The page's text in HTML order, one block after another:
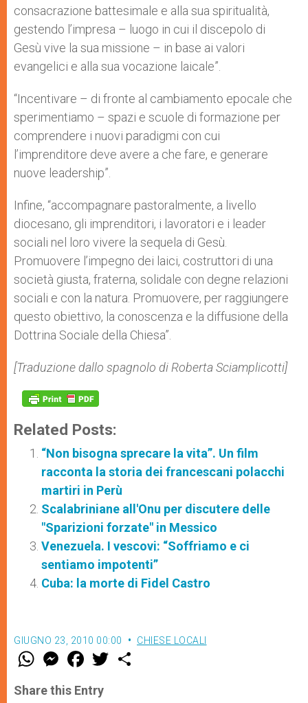
consacrazione battesimale e alla sua spiritualità,
gestendo l’impresa – luogo in cui il discepolo di
Gesù vive la sua missione – in base ai valori
evangelici e alla sua vocazione laicale”.
“Incentivare – di fronte al cambiamento epocale che
sperimentiamo – spazi e scuole di formazione per
comprendere i nuovi paradigmi con cui
l’imprenditore deve avere a che fare, e generare
nuove leadership”.
Infine, “accompagnare pastoralmente, a livello
diocesano, gli imprenditori, i lavoratori e i leader
sociali nel loro vivere la sequela di Gesù.
Promuovere l’impegno dei laici, costruttori di una
società giusta, fraterna, solidale con degne relazioni
sociali e con la natura. Promuovere, per raggiungere
questo obiettivo, la conoscenza e la diffusione della
Dottrina Sociale della Chiesa”.
[Traduzione dallo spagnolo di Roberta Sciamplicotti]
Related Posts:
“Non bisogna sprecare la vita”. Un film
racconta la storia dei francescani polacchi
martiri in Perù
Scalabriniane all'Onu per discutere delle
"Sparizioni forzate" in Messico
Venezuela. I vescovi: “Soffriamo e ci
sentiamo impotenti”
Cuba: la morte di Fidel Castro
GIUGNO 23, 2010 00:00 CHIESE LOCALI
W
t
s
M
e
s
e
F
a
e
b
w
Share this Entry